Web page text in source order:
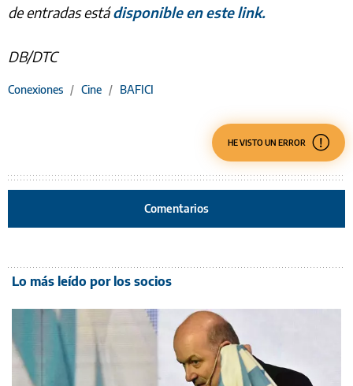
de entradas estádisponible en este link.
DB/DTC
Conexiones / Cine / BAFICI
HE VISTO UN ERROR
Comentarios
Lo más leído por los socios